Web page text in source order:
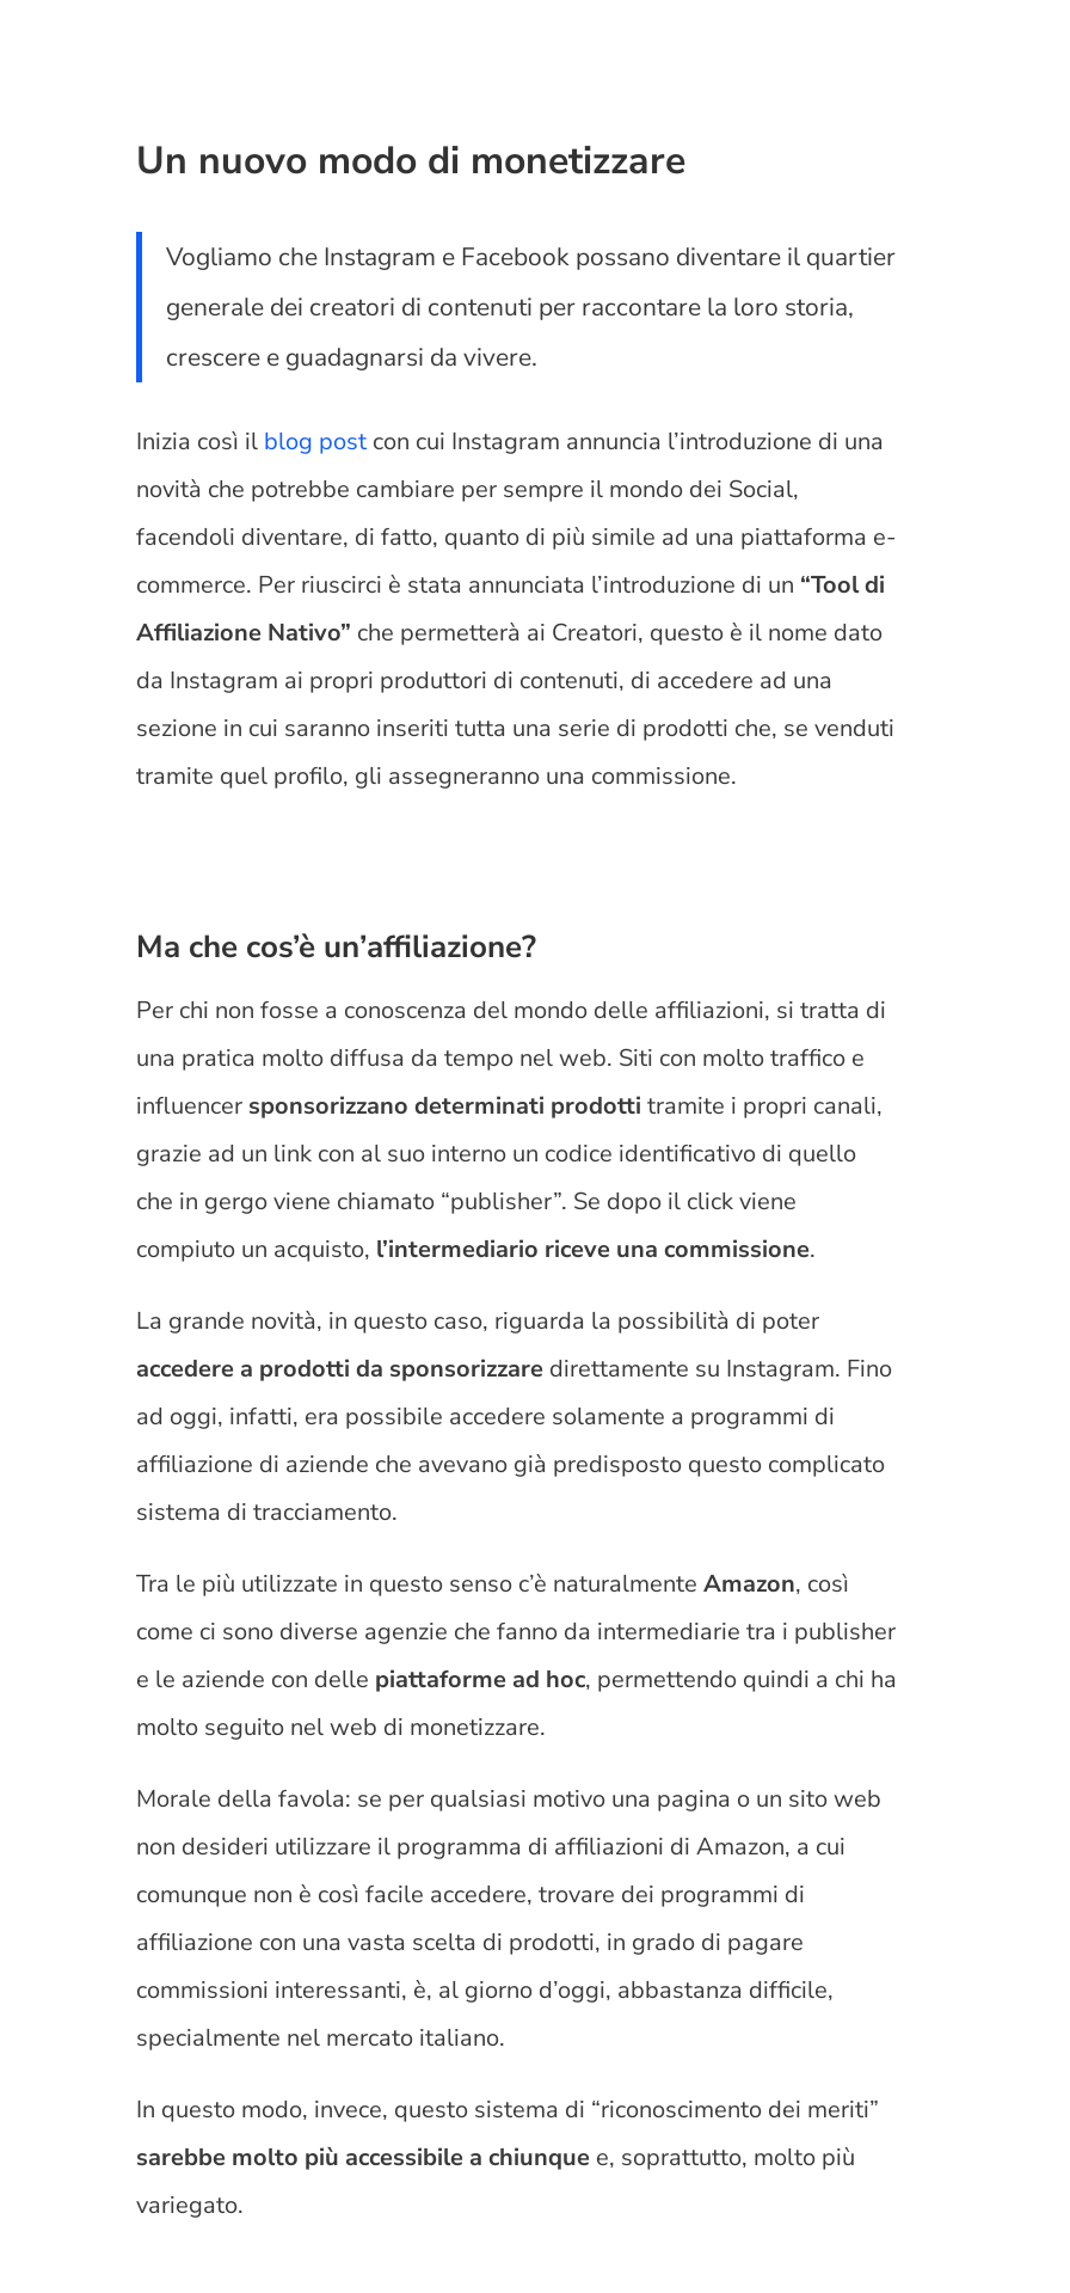
Un nuovo modo di monetizzare
Vogliamo che Instagram e Facebook possano diventare il quartier
generale dei creatori di contenuti per raccontare la loro storia,
crescere e guadagnarsi da vivere.
Inizia così il blog post con cui Instagram annuncia l’introduzione di una
novità che potrebbe cambiare per sempre il mondo dei Social,
facendoli diventare, di fatto, quanto di più simile ad una piattaforma e-
commerce. Per riuscirci è stata annunciata l’introduzione di un “Tool di
Affiliazione Nativo” che permetterà ai Creatori, questo è il nome dato
da Instagram ai propri produttori di contenuti, di accedere ad una
sezione in cui saranno inseriti tutta una serie di prodotti che, se venduti
tramite quel profilo, gli assegneranno una commissione.
Ma che cos’è un’affiliazione?
Per chi non fosse a conoscenza del mondo delle affiliazioni, si tratta di
una pratica molto diffusa da tempo nel web. Siti con molto traffico e
influencer sponsorizzano determinati prodotti tramite i propri canali,
grazie ad un link con al suo interno un codice identificativo di quello
che in gergo viene chiamato “publisher”. Se dopo il click viene
compiuto un acquisto, l’intermediario riceve una commissione.
La grande novità, in questo caso, riguarda la possibilità di poter
accedere a prodotti da sponsorizzare direttamente su Instagram. Fino
ad oggi, infatti, era possibile accedere solamente a programmi di
affiliazione di aziende che avevano già predisposto questo complicato
sistema di tracciamento.
Tra le più utilizzate in questo senso c’è naturalmenteAmazon, così
come ci sono diverse agenzie che fanno da intermediarie tra i publisher
e le aziende con delle piattaforme ad hoc, permettendo quindi a chi ha
molto seguito nel web di monetizzare.
Morale della favola: se per qualsiasi motivo una pagina o un sito web
non desideri utilizzare il programma di affiliazioni di Amazon, a cui
comunque non è così facile accedere, trovare dei programmi di
affiliazione con una vasta scelta di prodotti, in grado di pagare
commissioni interessanti, è, al giorno d’oggi, abbastanza difficile,
specialmente nel mercato italiano.
In questo modo, invece, questo sistema di “riconoscimento dei meriti”
sarebbe molto più accessibile a chiunque e, soprattutto, molto più
variegato.